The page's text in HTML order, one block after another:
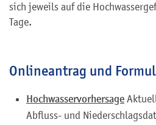
sich jeweils auf die
Tage.
Onlineantrag und
Hochwasservorhersage
Abfluss- und